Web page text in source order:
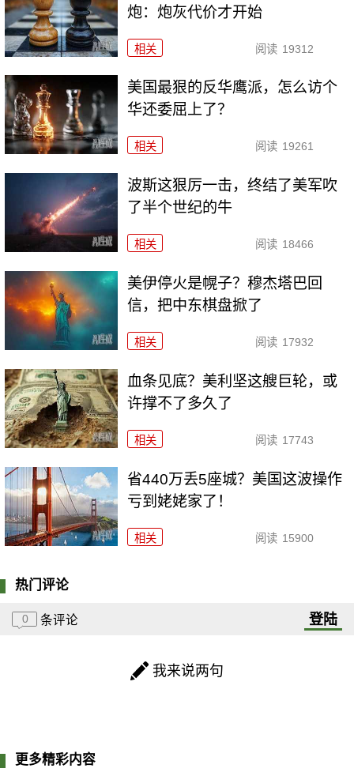
炮：炮灰代价才开始
相关 阅读 19312
美国最狠的反华鹰派，怎么访个
华还委屈上了？
相关 阅读 19261
波斯这狠厉一击，终结了美军吹
了半个世纪的牛
相关 阅读 18466
美伊停火是幌子？穆杰塔巴回
信，把中东棋盘掀了
相关 阅读 17932
血条见底？美利坚这艘巨轮，或
许撑不了多久了
相关 阅读 17743
省440万丢5座城？美国这波操作
亏到姥姥家了！
相关 阅读 15900
热门评论
0 条评论 登陆
我来说两句
更多精彩内容